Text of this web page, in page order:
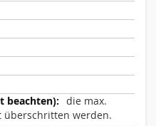
die max.
überschritten werden.